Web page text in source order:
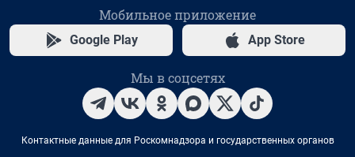
Мобильное приложение
Google Play App Store
Мы в соцсетях
Контактные данные для Роскомнадзора и государственных органов